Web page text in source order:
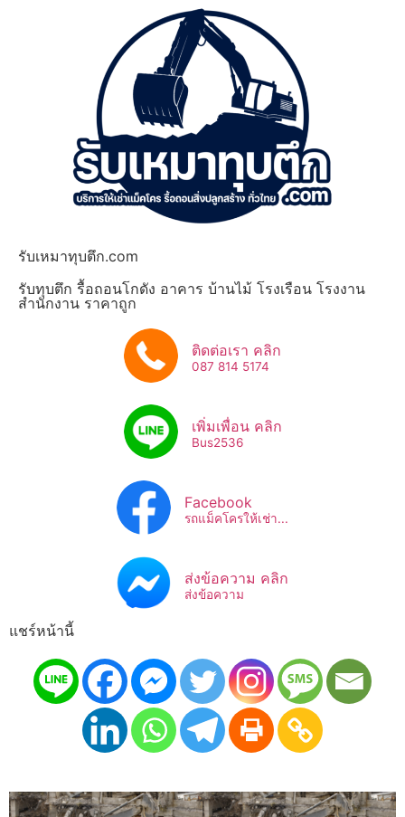
รับเหมาทุบตึก.com
รับทุบตึก รื้อถอนโกดัง อาคาร บ้านไม้ โรงเรือน โรงงาน
สำนักงาน ราคาถูก
ติดต่อเรา คลิก
087 814 5174
เพิ่มเพื่อน คลิก
Bus2536​
Facebook
รถแม็คโครให้เช่า...
ส่งข้อความ คลิก
ส่งข้อความ
แชร์หน้านี้